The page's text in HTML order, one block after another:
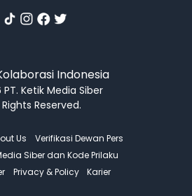
Indonesia
Ketik Media Siber
Rights Reserved.
Us
Verifikasi Dewan Pers
Siber dan Kode Prilaku
Privacy & Policy Karier